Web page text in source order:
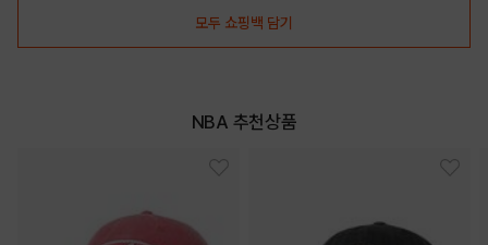
모두 쇼핑백 담기
NBA 추천상품